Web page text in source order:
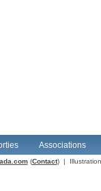
Associations
(Contact) |